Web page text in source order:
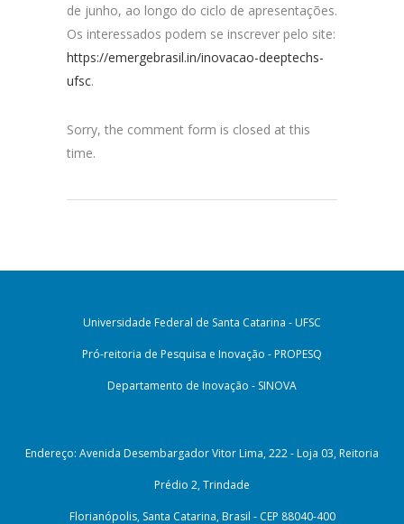
de junho, ao longo do ciclo de apresentações.
Os interessados podem se inscrever pelo site:
https://emergebrasil.in/inovacao-deeptechs-
ufsc.
Sorry, the comment form is closed at this
time.
Universidade Federal de Santa Catarina - UFSC
Pró-reitoria de Pesquisa e Inovação - PROPESQ
Departamento de Inovação - SINOVA
Endereço: Avenida Desembargador Vitor Lima, 222 - Loja 03, Reitoria
Prédio 2, Trindade
Florianópolis, Santa Catarina, Brasil - CEP 88040-400